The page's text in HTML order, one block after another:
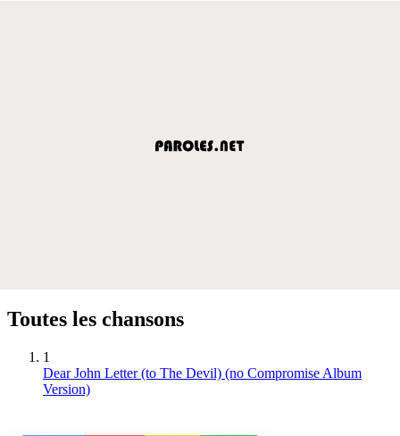
Toutes les chansons
1
Dear John Letter (to The Devil) (no Compromise Album
Version)